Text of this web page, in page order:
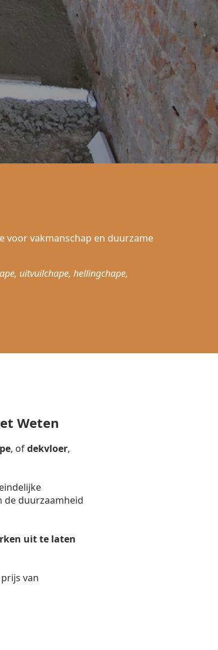
voor vakmanschap en duurzame
uitvuilchape, hellingchape,
Weten
, ofdekvloer,
de duurzaamheid
uit te laten
van